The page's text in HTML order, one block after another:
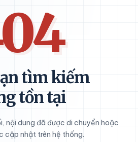
tìm kiếm
tồn tại
nội dung đã được di chuyển hoặc
cập nhật trên hệ thống.